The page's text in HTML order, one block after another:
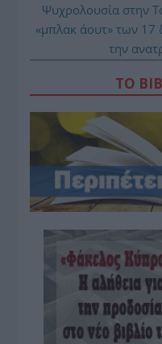
Ψυχρολουσία στην
«μπλακ άουτ» των 17
την
ΤΟ